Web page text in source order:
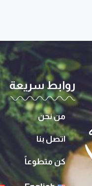
روابط سريعة
من نحن
اتصل بنا
كن متطوعاً